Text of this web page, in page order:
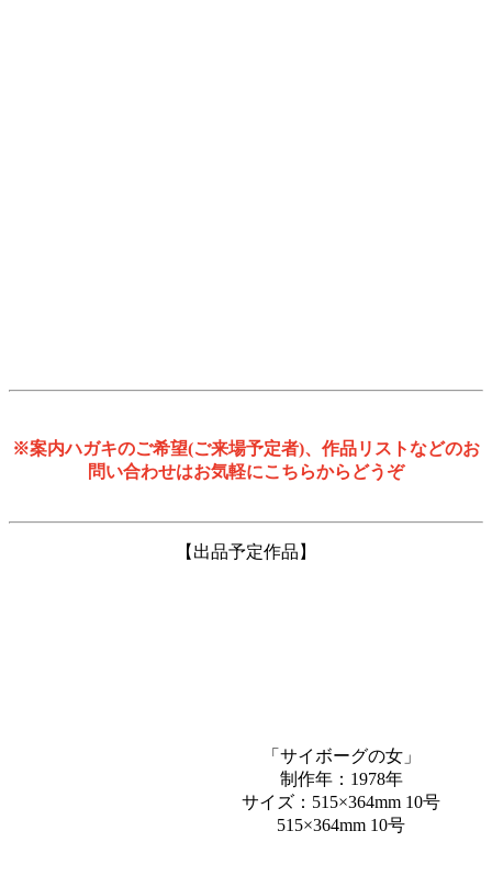
※案内ハガキのご希望(ご来場予定者)、作品リストなどのお
問い合わせはお気軽にこちらからどうぞ
【出品予定作品】
「サイボーグの⼥」
制作年：1978年
サイズ：515×364mm 10号
515×364mm 10号